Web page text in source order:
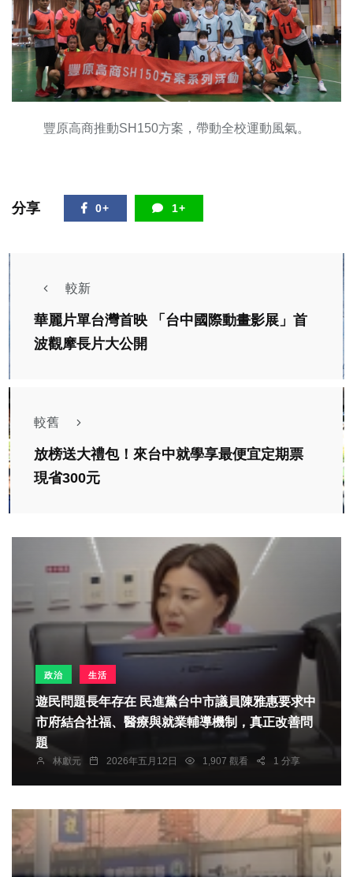
豐原高商推動SH150方案，帶動全校運動風氣。
分享 0+ 1+
較新
華麗片單台灣首映 「台中國際動畫影展」首
波觀摩長片大公開
較舊
放榜送大禮包！來台中就學享最便宜定期票
現省300元
政治 生活
遊民問題長年存在 民進黨台中市議員陳雅惠要求中
市府結合社福、醫療與就業輔導機制，真正改善問
題
林獻元 2026年五月12日 1,907 觀看 1 分享